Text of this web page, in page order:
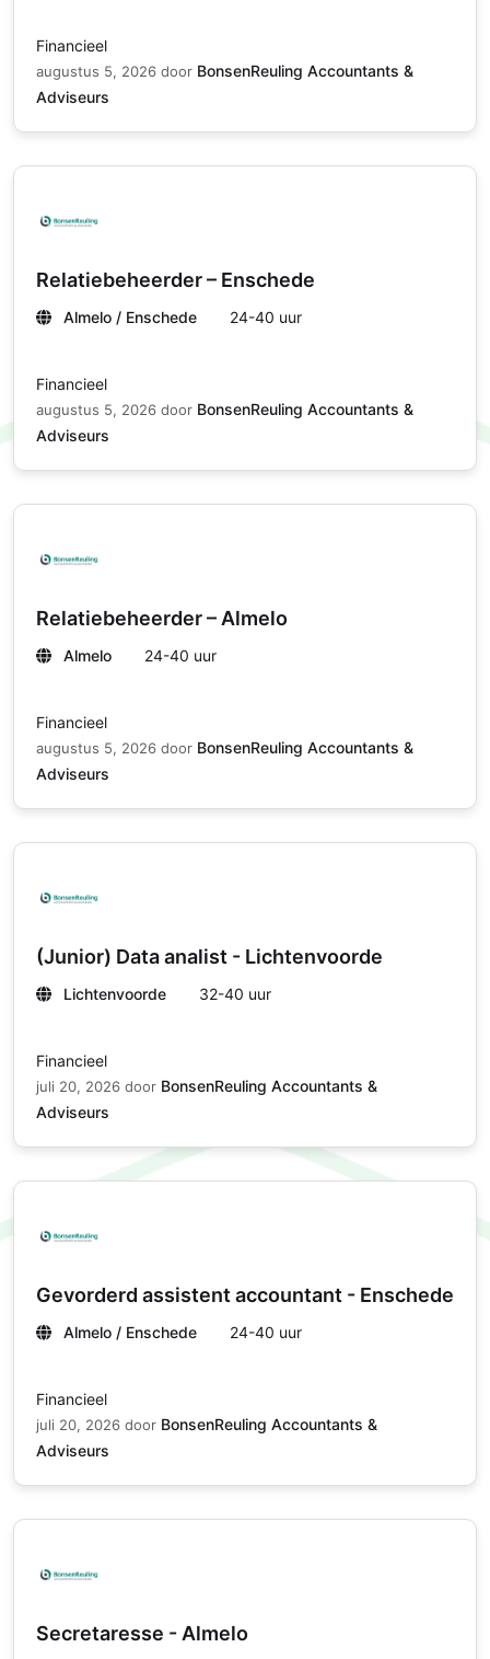
Financieel
augustus 5, 2026 door BonsenReuling Accountants &
Adviseurs
Relatiebeheerder – Enschede
Almelo / Enschede 24-40 uur
Financieel
augustus 5, 2026 door BonsenReuling Accountants &
Adviseurs
Relatiebeheerder – Almelo
Almelo 24-40 uur
Financieel
augustus 5, 2026 door BonsenReuling Accountants &
Adviseurs
(Junior) Data analist - Lichtenvoorde
Lichtenvoorde 32-40 uur
Financieel
juli 20, 2026 door BonsenReuling Accountants &
Adviseurs
Gevorderd assistent accountant - Enschede
Almelo / Enschede 24-40 uur
Financieel
juli 20, 2026 door BonsenReuling Accountants &
Adviseurs
Secretaresse - Almelo